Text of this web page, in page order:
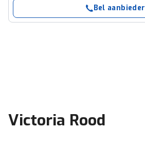
Bel aanbieder
Victoria Rood